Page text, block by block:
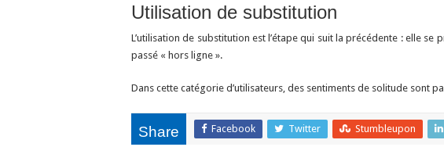
Utilisation de substitution
L’utilisation de substitution est l’étape qui suit la précédente : elle
passé « hors ligne ».
Dans cette catégorie d’utilisateurs, des sentiments de solitude sont
Share Facebook Twitter Stumbleupon